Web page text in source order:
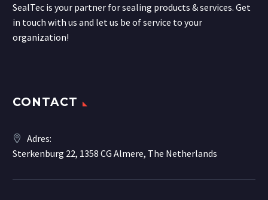
SealTec is your partner for sealing products & services. Get
in touch with us and let us be of service to your
organization!
CONTACT
Adres:
Sterkenburg 22, 1358 CG Almere, The Netherlands